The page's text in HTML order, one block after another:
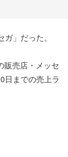
」だった。
販売店・メッセ
日までの売上ラ